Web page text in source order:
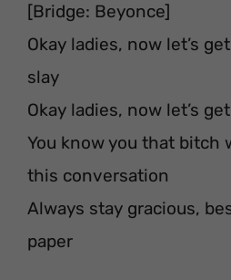
[Bridge: Beyonce]
Okay ladies, now let’s
slay
Okay ladies, now let’s
You know you that bitch
this conversation
Always stay gracious,
paper